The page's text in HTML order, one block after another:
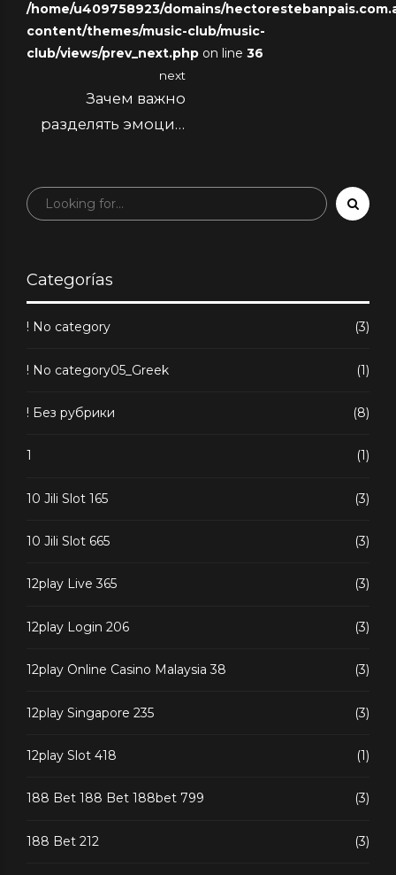
devenir prothésiste
onglaire certifié
/home/u409758923/domains/
content/themes/music-club/music-
club/views/prev_next.php on line 36
next
Зачем важно
разделять эмоции
Categorías
! No category (3)
! No category05_Greek (1)
! Без рубрики (8)
1 (1)
10 Jili Slot 165 (3)
10 Jili Slot 665 (3)
12play Live 365 (3)
12play Login 206 (3)
12play Online Casino Malaysia 38 (3)
12play Singapore 235 (3)
12play Slot 418 (1)
188 Bet 188 Bet 188bet 799 (3)
188 Bet 212 (3)